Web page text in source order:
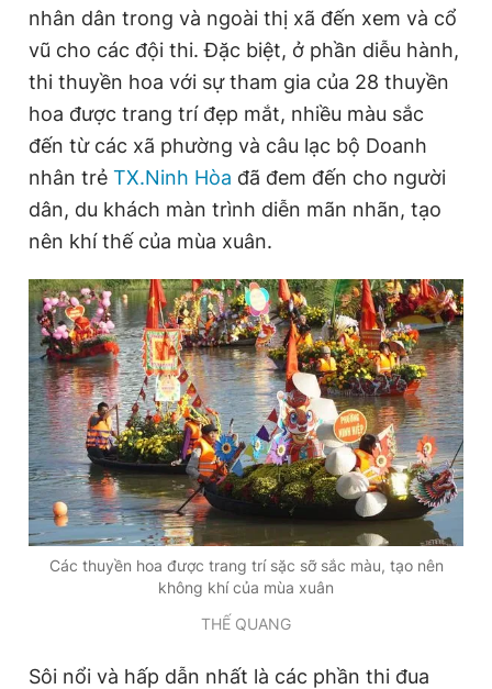
© 2003-2026 Bản quyền thuộc về Báo Thanh Niên. Cấm sao
chép dưới mọi hình thức nếu không có sự chấp thuận bằng văn
bản. Phát triển bởi ePi Technologies, JSC.
nhân dân trong và ngoài thị xã đến xem và cổ
vũ cho các đội thi. Đặc biệt, ở phần diễu hành,
thi thuyền hoa với sự tham gia của 28 thuyền
hoa được trang trí đẹp mắt, nhiều màu sắc
đến từ các xã phường và câu lạc bộ Doanh
nhân trẻ TX.Ninh Hòa đã đem đến cho người
dân, du khách màn trình diễn mãn nhãn, tạo
nên khí thế của mùa xuân.
Các thuyền hoa được trang trí sặc sỡ sắc màu, tạo nên
không khí của mùa xuân
THẾ QUANG
Sôi nổi và hấp dẫn nhất là các phần thi đua